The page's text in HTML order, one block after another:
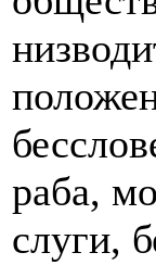
раба,
слуги,